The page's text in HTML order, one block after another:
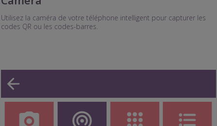
Utilisez la caméra de votre téléphone intelligent pour capturer les
codes QR ou les codes-barres.